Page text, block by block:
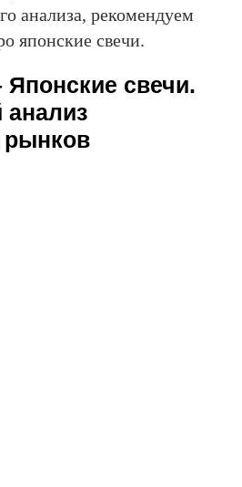
анализа, рекомендуем
японские свечи.
свечи.
анализ